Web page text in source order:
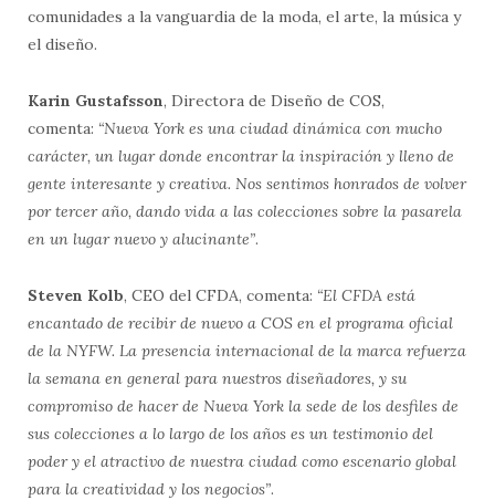
comunidades a la vanguardia de la moda, el arte, la música y
el diseño.
Karin Gustafsson, Directora de Diseño de COS,
comenta: “Nueva York es una ciudad dinámica con mucho
carácter, un lugar donde encontrar la inspiración y lleno de
gente interesante y creativa. Nos sentimos honrados de volver
por tercer año, dando vida a las colecciones sobre la pasarela
en un lugar nuevo y alucinante”.
Steven Kolb, CEO del CFDA, comenta: “El CFDA está
encantado de recibir de nuevo a COS en el programa oficial
de la NYFW. La presencia internacional de la marca refuerza
la semana en general para nuestros diseñadores, y su
compromiso de hacer de Nueva York la sede de los desfiles de
sus colecciones a lo largo de los años es un testimonio del
poder y el atractivo de nuestra ciudad como escenario global
para la creatividad y los negocios”.